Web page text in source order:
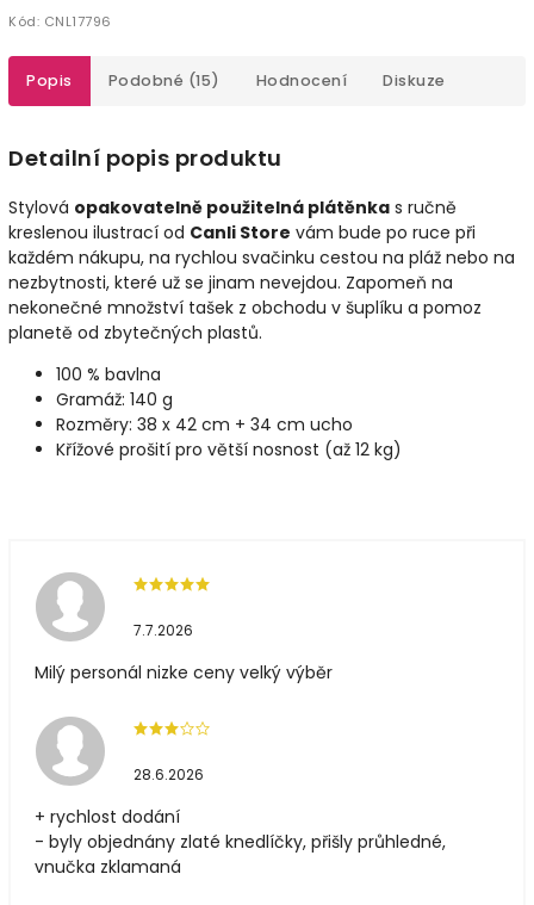
Kód: CNL17796
Popis Podobné (15) Hodnocení Diskuze
Detailní popis produktu
Stylová opakovatelně použitelná plátěnka s ručně
kreslenou ilustrací od Canli Store vám bude po ruce při
každém nákupu, na rychlou svačinku cestou na pláž nebo na
nezbytnosti, které už se jinam nevejdou. Zapomeň na
nekonečné množství tašek z obchodu v šuplíku a pomoz
planetě od zbytečných plastů.
100 % bavlna
Gramáž: 140 g
Rozměry: 38 x 42 cm + 34 cm ucho
Křížové prošití pro větší nosnost (až 12 kg)
7.7.2026
Milý personál nizke ceny velký výběr
28.6.2026
+ rychlost dodání
- byly objednány zlaté knedlíčky, přišly průhledné,
vnučka zklamaná